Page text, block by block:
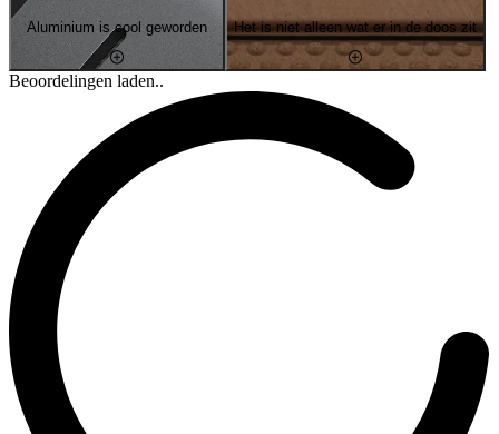
Aluminium is cool geworden Het is niet alleen wat er in de doos zit
Beoordelingen laden..